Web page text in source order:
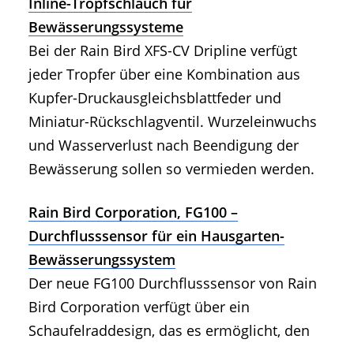
Bewässerungssysteme
Bei der Rain Bird XFS-CV Dripline verfügt
jeder Tropfer über eine Kombination aus
Kupfer-Druckausgleichsblattfeder und
Miniatur-Rückschlagventil. Wurzeleinwuchs
und Wasserverlust nach Beendigung der
Bewässerung sollen so vermieden werden.
Rain Bird Corporation, FG100 –
Durchflusssensor für ein Hausgarten-
Bewässerungssystem
Der neue FG100 Durchflusssensor von Rain
Bird Corporation verfügt über ein
Schaufelraddesign, das es ermöglicht, den